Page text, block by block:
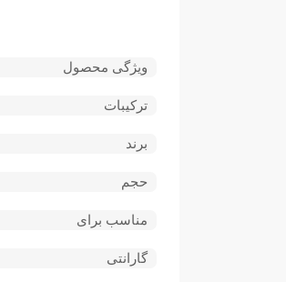
ویژگی محصول
ترکیبات
برند
حجم
مناسب برای
گارانتی